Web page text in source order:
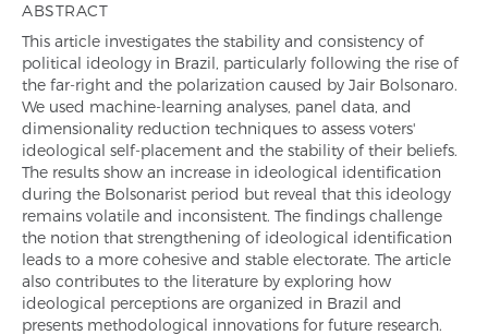
ABSTRACT
This article investigates the stability and consistency of
political ideology in Brazil, particularly following the rise of
the far-right and the polarization caused by Jair Bolsonaro.
We used machine-learning analyses, panel data, and
dimensionality reduction techniques to assess voters'
ideological self-placement and the stability of their beliefs.
The results show an increase in ideological identification
during the Bolsonarist period but reveal that this ideology
remains volatile and inconsistent. The findings challenge
the notion that strengthening of ideological identification
leads to a more cohesive and stable electorate. The article
also contributes to the literature by exploring how
ideological perceptions are organized in Brazil and
presents methodological innovations for future research.